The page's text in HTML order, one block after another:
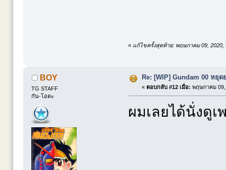
« แก้ไขครั้งสุดท้าย: พฤษภาคม 09, 2020,
BOY
TG STAFF
กัน-โอตะ
Re: [WIP] Gundam 00 หยุด
« ตอบกลับ #12 เมื่อ: พฤษภาคม 09,
ผมเลยได้นั่งดูเ